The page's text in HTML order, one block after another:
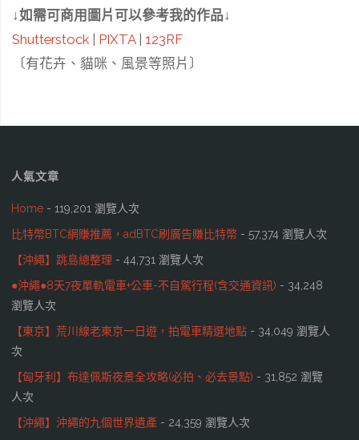
↓如需可商用圖片可以參考我的作品↓
Shutterstock | PIXTA| 123RF
〔有花卉、貓咪、風景等照片〕
人氣文章
Home - 119,201 瀏覽人次
比特幣BTC網賺推薦，adBTC刷廣告賺比特幣 - 57,374 瀏覽人次
【沖繩】跳島總整理 - 44,731 瀏覽人次
●沖繩●8天7夜單軌電車+公車-不自駕行程(含交通資訊) - 34,248
瀏覽人次
【東京】荒川線老東京一日遊，拍電車精選地點 - 34,049 瀏覽人
次
【匈牙利】布達佩斯夜景全攻略(必拍、必去景點) - 31,852 瀏覽
人次
【沖繩】沖繩的九個世界遺產 - 24,359 瀏覽人次